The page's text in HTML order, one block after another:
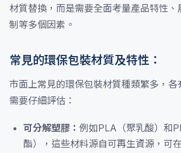
材質替換，而是需要全面考量產品特性、
制等多個因素。
常見的環保包裝材質及特性：
市面上常見的環保包裝材質種類繁多，
需要仔細評估：
可分解塑膠： 例如PLA（聚乳酸）和
酯），這些材料源自可再生資源，可